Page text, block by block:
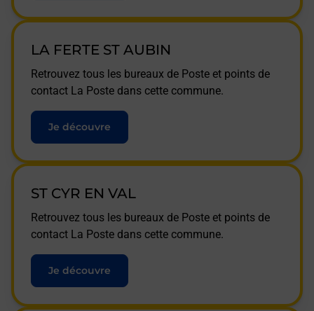
LA FERTE ST AUBIN
Retrouvez tous les bureaux de Poste et points de
contact La Poste dans cette commune.
Je découvre
ST CYR EN VAL
Retrouvez tous les bureaux de Poste et points de
contact La Poste dans cette commune.
Je découvre